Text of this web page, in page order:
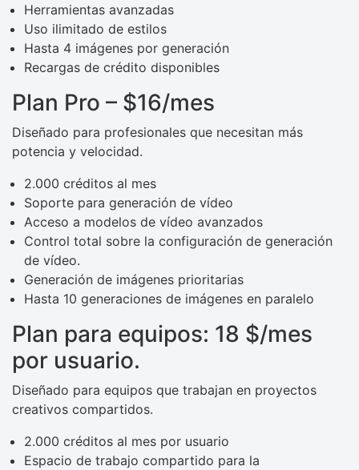
Herramientas avanzadas
Uso ilimitado de estilos
Hasta 4 imágenes por generación
Recargas de crédito disponibles
Plan Pro – $16/mes
Diseñado para profesionales que necesitan más
potencia y velocidad.
2.000 créditos al mes
Soporte para generación de vídeo
Acceso a modelos de vídeo avanzados
Control total sobre la configuración de generación
de vídeo.
Generación de imágenes prioritarias
Hasta 10 generaciones de imágenes en paralelo
Plan para equipos: 18 $/mes
por usuario.
Diseñado para equipos que trabajan en proyectos
creativos compartidos.
2.000 créditos al mes por usuario
Espacio de trabajo compartido para la